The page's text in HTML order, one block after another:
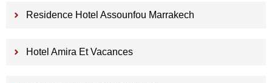
Residence Hotel Assounfou Marrakech
Hotel Amira Et Vacances